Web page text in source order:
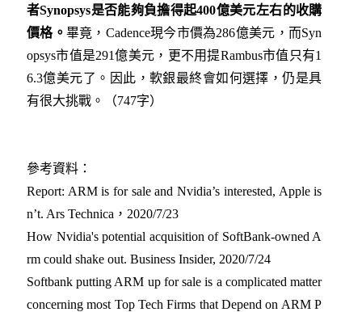
者Synopsys是否能夠負擔得起400億美元左右的收購
價格。 畢竟，Cadence現今市價為286億美元，而Syn
opsys市值是291億美元，更不用提Rambus市值只有1
6.3億美元了。因此，軟銀最終會如何選擇，仍是具
有很大挑戰。（747字）
參考資料：
Report: ARM is for sale and Nvidia’s interested, Apple is
n’t. Ars Technica，2020/7/23
How Nvidia's potential acquisition of SoftBank-owned A
rm could shake out. Business Insider, 2020/7/24
Softbank putting ARM up for sale is a complicated matter
concerning most Top Tech Firms that Depend on ARM P